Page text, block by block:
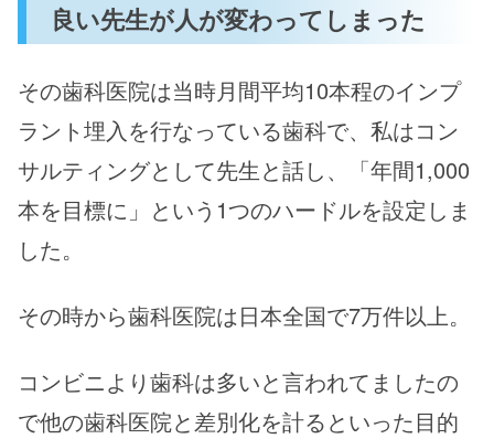
良い先生が人が変わってしまった
その歯科医院は当時月間平均10本程のインプ
ラント埋入を行なっている歯科で、私はコン
サルティングとして先生と話し、「年間1,000
本を目標に」という1つのハードルを設定しま
した。
その時から歯科医院は日本全国で7万件以上。
コンビニより歯科は多いと言われてましたの
で他の歯科医院と差別化を計るといった目的